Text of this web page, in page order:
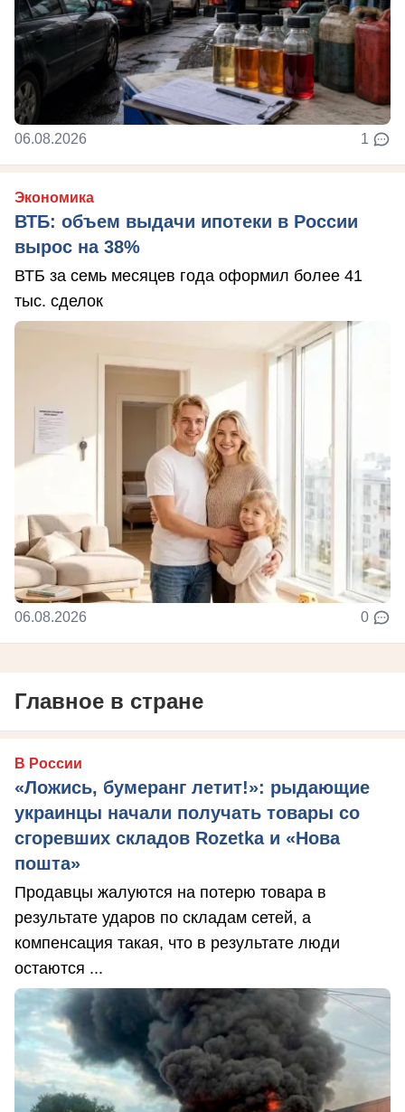
06.08.2026 1
Экономика
ВТБ: объем выдачи ипотеки в России
вырос на 38%
ВТБ за семь месяцев года оформил более 41
тыс. сделок
06.08.2026 0
Главное в стране
В России
«Ложись, бумеранг летит!»: рыдающие
украинцы начали получать товары со
сгоревших складов Rozetka и «Нова
пошта»
Продавцы жалуются на потерю товара в
результате ударов по складам сетей, а
компенсация такая, что в результате люди
остаются ...